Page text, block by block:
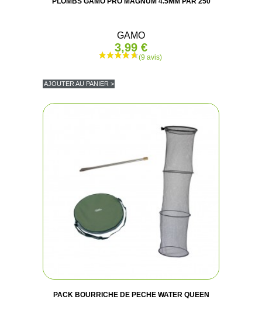
GAMO
3,99 €
AJOUTER AU PANIER >
PACK BOURRICHE DE PECHE WATER QUEEN